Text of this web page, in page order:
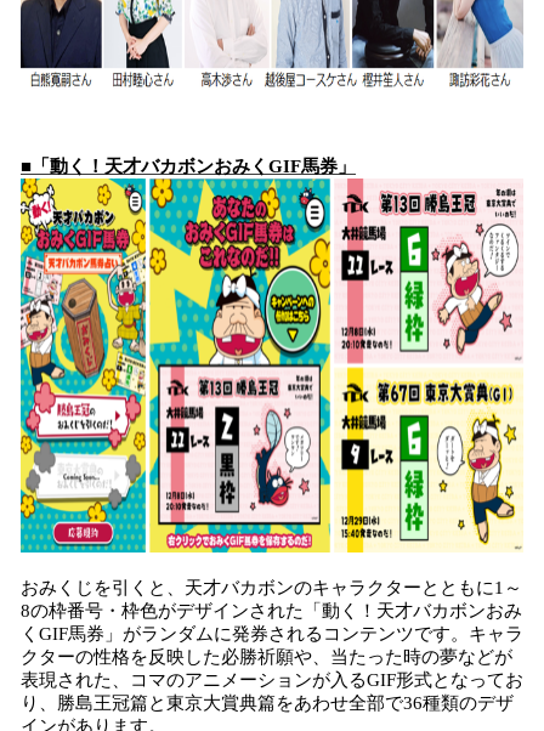
■「動く！天才バカボンおみくGIF馬券」
おみくじを引くと、天才バカボンのキャラクターとともに1～
8の枠番号・枠色がデザインされた「動く！天才バカボンおみ
くGIF馬券」がランダムに発券されるコンテンツです。キャラ
クターの性格を反映した必勝祈願や、当たった時の夢などが
表現された、コマのアニメーションが入るGIF形式となってお
り、勝島王冠篇と東京大賞典篇をあわせ全部で36種類のデザ
インがあります。